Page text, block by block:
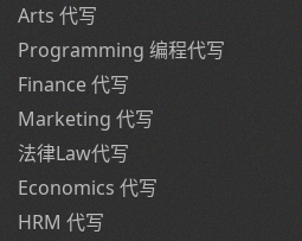
Arts 代写
Programming 编程代写
Finance 代写
Marketing 代写
法律Law代写
Economics 代写
HRM 代写